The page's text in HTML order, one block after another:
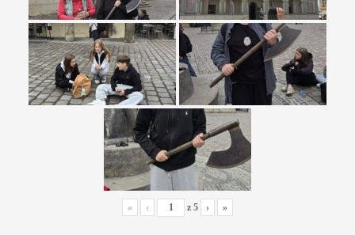
« ‹ z 5 › »